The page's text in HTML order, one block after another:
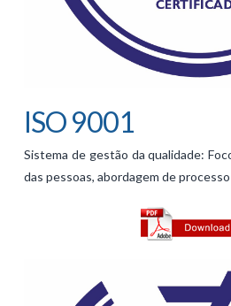
ISO 9001
Sistema de gestão da qualidade:
das pessoas, abordagem de